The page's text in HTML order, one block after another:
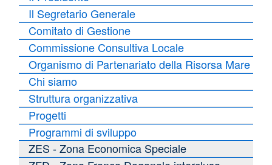
Il Segretario Generale
Comitato di Gestione
Commissione Consultiva Locale
Organismo di Partenariato della Risorsa Mare
Chi siamo
Struttura organizzativa
Progetti
Programmi di sviluppo
ZES - Zona Economica Speciale